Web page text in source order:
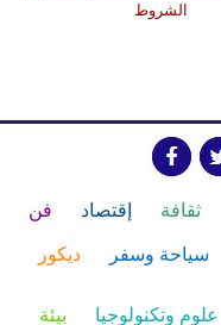
الشروط
ثقافة إقتصاد فن
سياحة وسفر ديكور
علوم وتكنولوجيا بيئة